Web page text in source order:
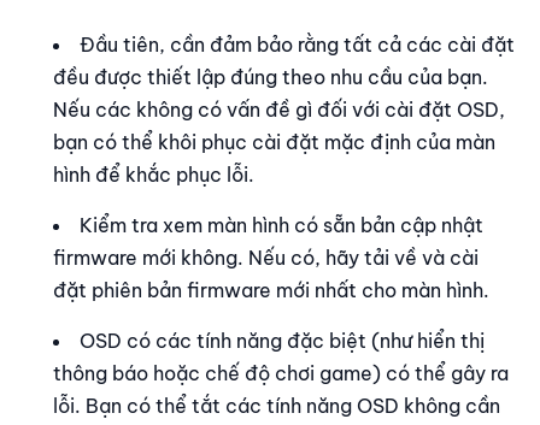
Đầu tiên, cần đảm bảo rằng tất cả các cài đặt
đều được thiết lập đúng theo nhu cầu của bạn.
Nếu các không có vấn đề gì đối với cài đặt OSD,
bạn có thể khôi phục cài đặt mặc định của màn
hình để khắc phục lỗi.
Kiểm tra xem màn hình có sẵn bản cập nhật
firmware mới không. Nếu có, hãy tải về và cài
đặt phiên bản firmware mới nhất cho màn hình.
OSD có các tính năng đặc biệt (như hiển thị
thông báo hoặc chế độ chơi game) có thể gây ra
lỗi. Bạn có thể tắt các tính năng OSD không cần